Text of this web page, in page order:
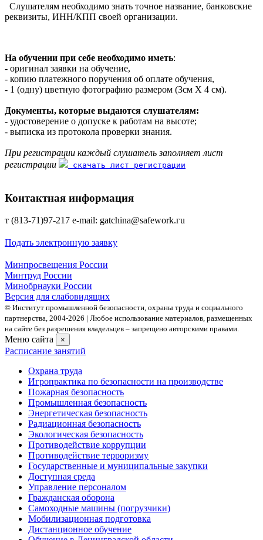
Слушателям необходимо знать точное название, банковские
реквизиты, ИНН/КПП своей организации.
На обучении при себе необходимо иметь:
- оригинал заявки на обучение,
- копию платежного поручения об оплате обучения,
- 1 (одну) цветную фотографию размером (3см Х 4 см).
Документы, которые выдаются слушателям:
- удостоверение о допуске к работам на высоте;
- выписка из протокола проверки знания.
При регистрации каждый слушатель заполняет лист
регистрации
скачать лист регистрации
Контактная информация
т (813-71)97-217 е-mаil: gatchina@safework.гu
Подать электронную заявку
Минпросвещения России
Минтруд России
Минобрнауки России
Версия для слабовидящих
© Институт промышленной безопасности, охраны труда и социального
партнерства, 2004- 2026 | Любое использование материалов, размещенных
на сайте без разрешения владельцев – запрещено авторскими правами.
Меню сайта ×
Расписание занятий
Охрана труда
Игропрактика по безопасности на производстве
Пожарная безопасность
Промышленная безопасность
Энергетическая безопасность
Радиационная безопасность
Экологическая безопасность
Противодействие коррупции
Противодействие терроризму
Государственные и муниципальные закупки
Доступная среда
Управление персоналом
Гражданская оборона
Самоходные машины (погрузчики)
Мобилизационная подготовка
Дистанционное обучение